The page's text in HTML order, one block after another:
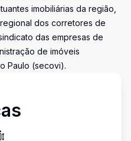
imobiliárias da região,
dos corretores de
das empresas de
de imóveis
Paulo (secovi).